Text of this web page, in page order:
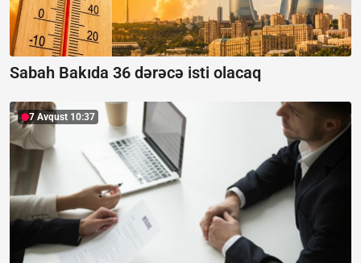
Sabah Bakıda 36 dərəcə isti olacaq
7 Avqust 10:37